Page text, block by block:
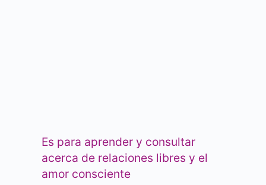
Es para aprender y consultar
acerca de relaciones libres y el
amor consciente